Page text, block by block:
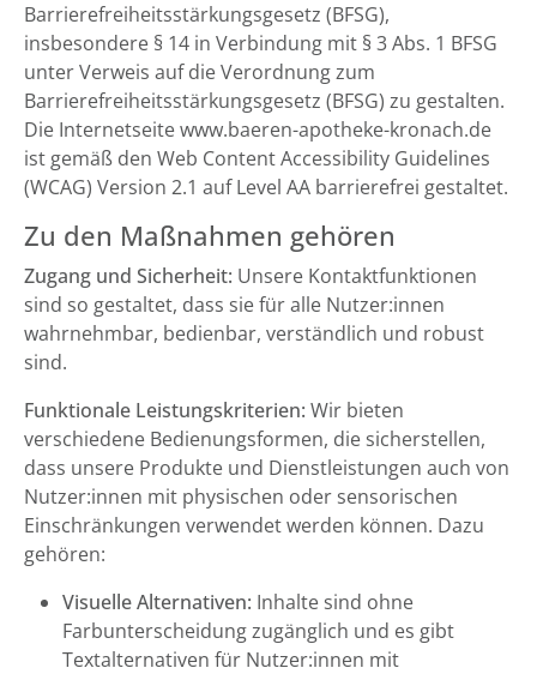
Barrierefreiheitsstärkungsgesetz (BFSG),
insbesondere § 14 in Verbindung mit § 3 Abs. 1 BFSG
unter Verweis auf die Verordnung zum
Barrierefreiheitsstärkungsgesetz (BFSG) zu gestalten.
Die Internetseite www.baeren-apotheke-kronach.de
ist gemäß den Web Content Accessibility Guidelines
(WCAG) Version 2.1 auf Level AA barrierefrei gestaltet.
Zu den Maßnahmen gehören
Zugang und Sicherheit: Unsere Kontaktfunktionen
sind so gestaltet, dass sie für alle Nutzer:innen
wahrnehmbar, bedienbar, verständlich und robust
sind.
Funktionale Leistungskriterien: Wir bieten
verschiedene Bedienungsformen, die sicherstellen,
dass unsere Produkte und Dienstleistungen auch von
Nutzer:innen mit physischen oder sensorischen
Einschränkungen verwendet werden können. Dazu
gehören:
Visuelle Alternativen: Inhalte sind ohne
Farbunterscheidung zugänglich und es gibt
Textalternativen für Nutzer:innen mit